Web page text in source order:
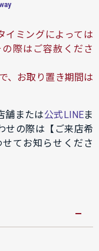
イミングによっては
際はご容赦くださ
、お取り置き期間は
舗または公式LINEま
せの際は【ご来店希
てお知らせくださ